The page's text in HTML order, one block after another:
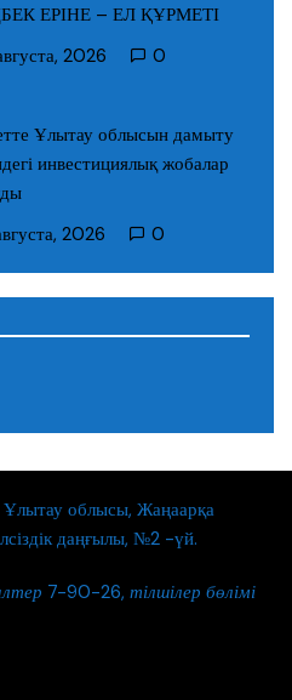
ЕРІНЕ – ЕЛ ҚҰРМЕТІ
2026
0
Ұлытау облысын дамыту
инвестициялық жобалар
2026
0
облысы, Жаңаарқа
даңғылы, №2 -үй.
7-90-26, тілшілер бөлімі